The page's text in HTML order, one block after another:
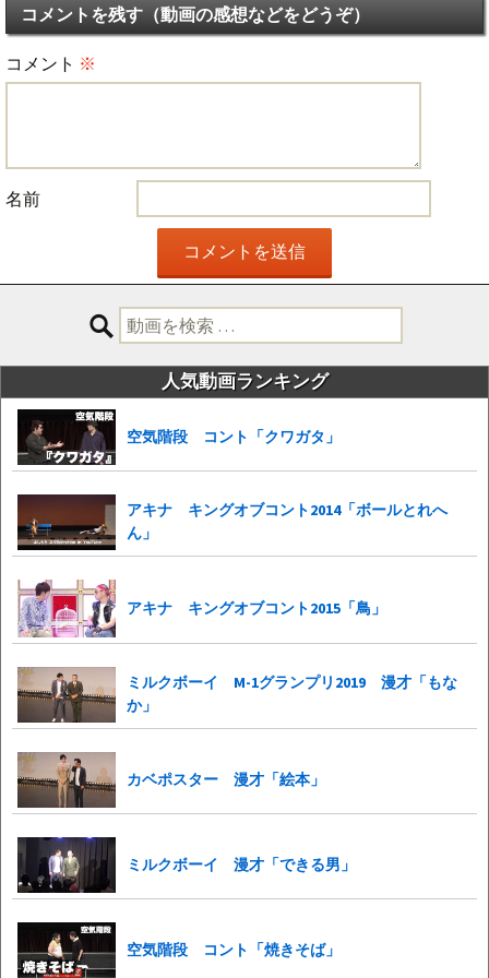
コメントを残す（動画の感想などをどうぞ）
コメント ※
名前
検
索:
人気動画ランキング
空気階段 コント「クワガタ」
アキナ キングオブコント2014「ボールとれへ
ん」
アキナ キングオブコント2015「鳥」
ミルクボーイ M-1グランプリ2019 漫才「もな
か」
カベポスター 漫才「絵本」
ミルクボーイ 漫才「できる男」
空気階段 コント「焼きそば」